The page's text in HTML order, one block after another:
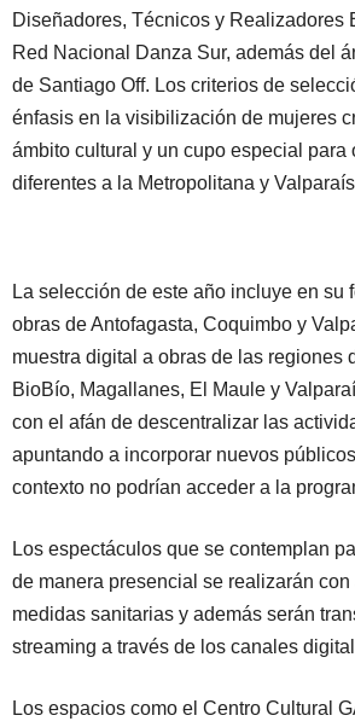
Diseñadores, Técnicos y Realizadores
Red Nacional Danza Sur, además del
de Santiago Off. Los criterios de
énfasis en la visibilización de mujeres
ámbito cultural y un cupo especial para
diferentes a la Metropolitana y
La selección de este año incluye en su
obras de Antofagasta, Coquimbo y
muestra digital a obras de las regiones
BioBío, Magallanes, El Maule y
con el afán de descentralizar las
apuntando a incorporar nuevos
contexto no podrían acceder a la
Los espectáculos que se contemplan
de manera presencial se realizarán
medidas sanitarias y además serán
streaming a través de los canales
Los espacios como el Centro Cultural